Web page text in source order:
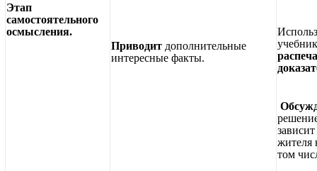
Этап
самостоятельного
осмысления.
Приводит дополнительные
интересные факты.
жителя
том